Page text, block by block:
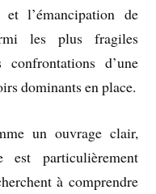
l’émancipation de
les plus fragiles
d’une
dominants en place.
un ouvrage clair,
particulièrement
à comprendre